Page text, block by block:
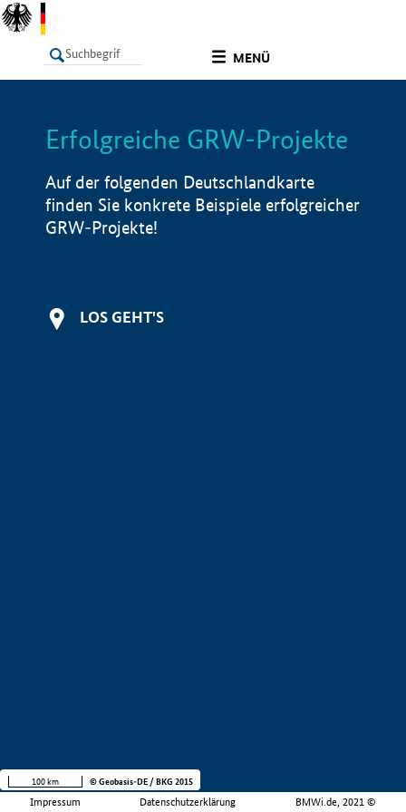
MENÜ
LISTE Info
Erfolgreiche GRW-Projekte
Auf der folgenden Deutschlandkarte
finden Sie konkrete Beispiele erfolgreicher
GRW-Projekte!
LOS GEHT'S
Impressum Datenschutzerklärung BMWi.de, 2021 ©
100 km © Geobasis-DE / BKG 2015